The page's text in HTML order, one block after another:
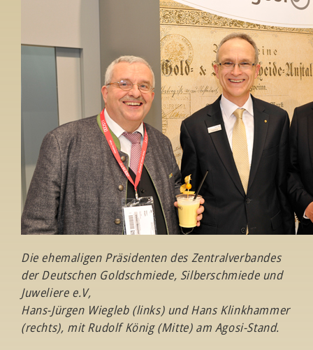
Die ehemaligen Präsidenten des Zentralverbandes
der Deutschen Goldschmiede, Silberschmiede und
Juweliere e.V,
Hans-Jürgen Wiegleb (links) und Hans Klinkhammer
(rechts), mit Rudolf König (Mitte) am Agosi-Stand.